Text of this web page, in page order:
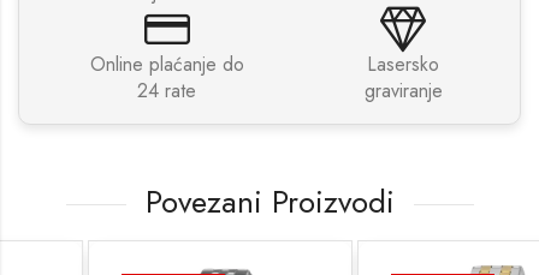
Online plaćanje do
24 rate
Lasersko
graviranje
Povezani Proizvodi